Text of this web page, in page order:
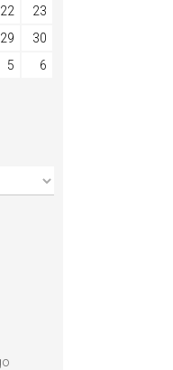
22
23
29
30
5
6